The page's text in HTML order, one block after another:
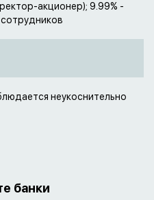
акционер); 9.99% -
неукоснительно
банки